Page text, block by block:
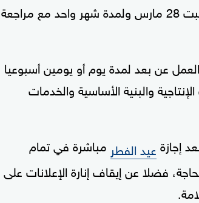
العاشرة مساء يومي الخميس والجمعة، وذلك اعتبارا من السبت 28 مارس ولمدة شهر واحد مع مراجعة
عن بعد لمدة يوم أو يومين أسبوعيا
والبنية الأساسية والخدمات
إجازة عيد الفطر مباشرة في تمام
فضلا عن إيقاف إنارة الإعلانات على